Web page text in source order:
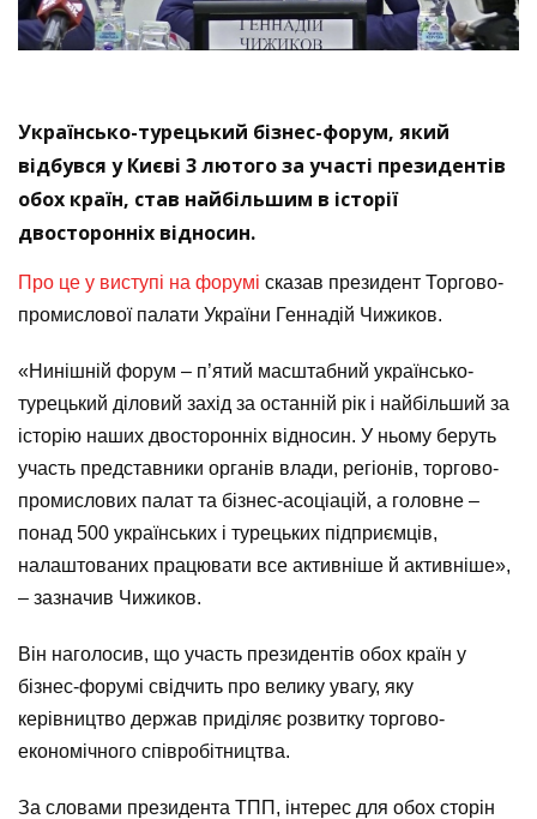
Українсько-турецький бізнес-форум, який
відбувся у Києві 3 лютого за участі президентів
обох країн, став найбільшим в історії
двосторонніх відносин.
Про це у виступі на форумі сказав президент Торгово-
промислової палати України Геннадій Чижиков.
«Нинішній форум – п’ятий масштабний українсько-
турецький діловий захід за останній рік і найбільший за
історію наших двосторонніх відносин. У ньому беруть
участь представники органів влади, регіонів, торгово-
промислових палат та бізнес-асоціацій, а головне –
понад 500 українських і турецьких підприємців,
налаштованих працювати все активніше й активніше»,
– зазначив Чижиков.
Він наголосив, що участь президентів обох країн у
бізнес-форумі свідчить про велику увагу, яку
керівництво держав приділяє розвитку торгово-
економічного співробітництва.
За словами президента ТПП, інтерес для обох сторін